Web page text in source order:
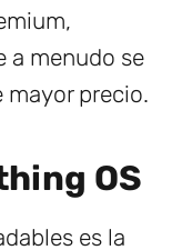
a menudo se
precio.
OS
es la